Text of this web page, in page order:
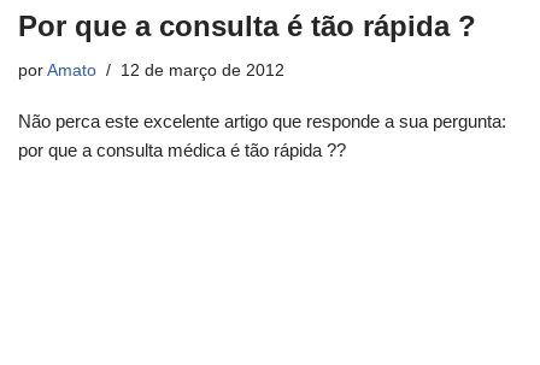
Por que a consulta é tão rápida ?
por Amato 12 de março de 2012
Não perca este excelente artigo que responde a sua pergunta:
por que a consulta médica é tão rápida ??